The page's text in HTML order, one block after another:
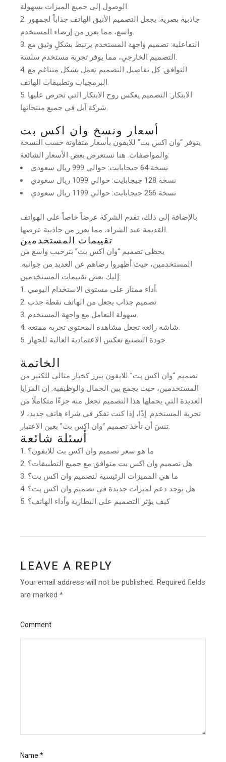
الوصول إلى جميع الميزات بسهولة.
جاذبية بصرية: يجعل التصميم الأنيق الهاتف جذاباً لجمهور
واسع، مما يعزز من إرضاء المستخدم.
التفاعلية: تصميم واجهة المستخدم يرتبط بشكلٍ وثيق مع
التصميم الخارجي، مما يوفر تجربة مستخدم سلسة.
التوافق: كل تفاصيل التصميم تعمل بشكل متناغم مع
البرمجيات وتطبيقات الهاتف.
الابتكار: التصميم يعكس روح الابتكار التي تحرص عليها
شركة آبل في جميع منتجاتها.
أسعار ونسخ وان اكس بت
يتوفر “وان اكس بت” للايفون بأسعار متفاوتة حسب النسخة
والمواصفات. هنا نستعرض بعض الأسعار الشائعة:
نسخة 64 جيجابايت: حوالي 999 ريال سعودي
نسخة 128 جيجابايت: حوالي 1099 ريال سعودي
نسخة 256 جيجابايت: حوالي 1199 ريال سعودي
بالإضافة إلى ذلك، تقدم الشركة عرضاً خاصاً على الهواتف
القديمة عند الشراء، مما يعزز من جاذبية عرضها.
تقييمات المستخدمين
يحظى تصميم “وان اكس بت” بترحيب واسع من
المستخدمين، حيث أظهروا رضاهم عن العديد من جوانبه.
إليك بعض تقييمات المستخدمين:
أداء ممتاز على مستوى الاستخدام اليومي.
تصميم جذاب يجعل من الهاتف نقطة جذب.
سهولة التعامل مع واجهة المستخدم.
شاشة رائعة تجعل مشاهدة المحتوى تجربة ممتعة.
جودة التصنيع تعكس الاعتمادية العالية للجهاز.
الخاتمة
تصميم “وان اكس بت” للايفون يبرز كخيار مثالي للكثير من
المستخدمين، حيث يجمع بين الجمال والوظيفية. إن المزايا
العديدة التي يحملها هذا التصميم تجعل منه جزءًا متكاملًا من
تجربة المستخدم. إذًا، إذا كنت تفكر في شراء هاتف جديد، لا
تنسَ أن تأخذ تصميم “وان اكس بت” بعين الاعتبار.
أسئلة شائعة
ما هو سعر تصميم وان اكس بت للايفون؟
هل تصميم وان اكس بت متوافق مع جميع التطبيقات؟
ما هي المميزات الرئيسية لتصميم وان اكس بت؟
هل يوجد دعم لميزات جديدة في تصميم وان اكس بت؟
كيف يؤثر التصميم على البطارية وأداء الهاتف؟
LEAVE A REPLY
Your email address will not be published. Required fields
are marked*
Comment
Name*